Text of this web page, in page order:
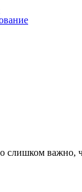
слишком важно,